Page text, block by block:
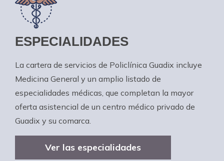
ESPECIALIDADES
La cartera de servicios de Policlínica Guadix incluye
Medicina General y un amplio listado de
especialidades médicas, que completan la mayor
oferta asistencial de un centro médico privado de
Guadix y su comarca.
Ver las especialidades